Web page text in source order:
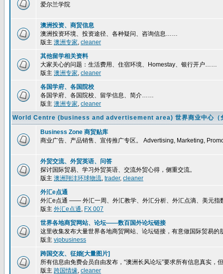
爱尔兰学院
澳洲投资、商贸信息
澳洲投资环境、投资途径、各种疑问、咨询信息……
版主 澳洲专家, cleaner
其他留学相关资料
大家关心的问题：生活费用、住宿环境、Homestay、银行开户……
版主 澳洲专家, cleaner
各国学府、各国院校
各国学府、各国院校、留学信息、简介……
版主 澳洲专家, cleaner
World Centre (business and advertisement area) 世界商业中心（
Business Zone 商贸贴库
商业广告、产品销售、宣传推广专区。 Advertising, Marketing,
外贸交流、外贸英语、问答
探讨国际贸易、学习外贸英语、交流外贸心得，侧重交流。
版主 澳洲翔沣环球物流, trader, cleaner
外汇e点通
外汇e点通 —— 外汇一周、外汇教学、外汇分析、外汇点滴、美元
版主 外汇e点通, FX 007
世界各地商贸网站、论坛——数百国外论坛链接
这里收集发布大量世界各地商贸网站、论坛链接，有意做国际贸易的
版主 vipbusiness
跨国交友、征婚[大量图片]
所有信息由免费会员自由发布，“澳洲长风论坛”要求所有信息真实，
版主 跨国情缘, cleaner